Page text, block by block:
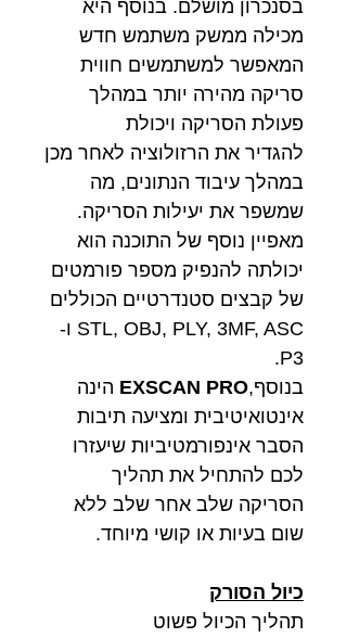
בסנכרון מושלם. בנוסף היא
מכילה ממשק משתמש חדש
המאפשר למשתמשים חווית
סריקה מהירה יותר במהלך
פעולת הסריקה ויכולת
להגדיר את הרזולוציה לאחר מכן
במהלך עיבוד הנתונים, מה
שמשפר את יעילות הסריקה.
מאפיין נוסף של התוכנה הוא
יכולתה להנפיק מספר פורמטים
של קבצים סטנדרטיים הכוללים
STL, OBJ, PLY, 3MF, ASC ו-
P3.
בנוסף,EXSCAN PRO הינה
אינטואיטיבית ומציעה תיבות
הסבר אינפורמטיביות שיעזרו
לכם להתחיל את תהליך
הסריקה שלב אחר שלב ללא
שום בעיות או קושי מיוחד.
כיול הסורק
תהליך הכיול פשוט